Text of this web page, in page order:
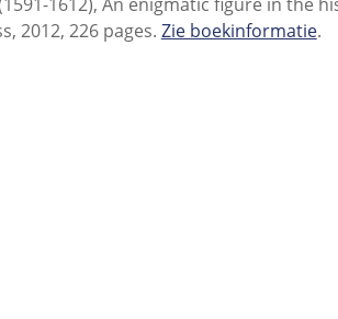
2012, 226 pages. Zie boekinformatie.